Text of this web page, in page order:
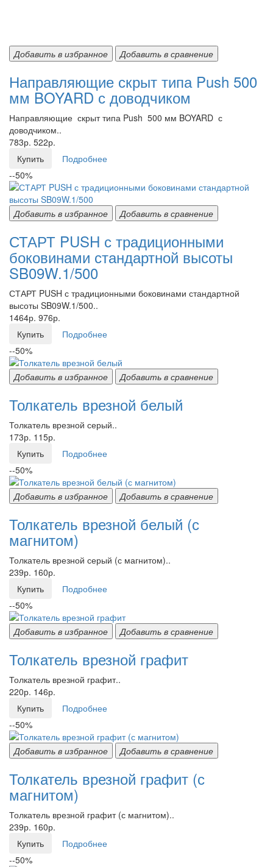
Добавить в избранное Добавить в сравнение
Направляющие скрыт типа Push 500
мм BOYARD с доводчиком
Направляющие скрыт типа Push 500 мм BOYARD с
доводчиком..
783р. 522р.
Купить
Подробнее
--50%
Добавить в избранное Добавить в сравнение
СТАРТ PUSH с традиционными
боковинами стандартной высоты
SB09W.1/500
СТАРТ PUSH с традиционными боковинами стандартной
высоты SB09W.1/500..
1464р. 976р.
Купить
Подробнее
--50%
Добавить в избранное Добавить в сравнение
Толкатель врезной белый
Толкатель врезной серый..
173р. 115р.
Купить
Подробнее
--50%
Добавить в избранное Добавить в сравнение
Толкатель врезной белый (с
магнитом)
Толкатель врезной серый (с магнитом)..
239р. 160р.
Купить
Подробнее
--50%
Добавить в избранное Добавить в сравнение
Толкатель врезной графит
Толкатель врезной графит..
220р. 146р.
Купить
Подробнее
--50%
Добавить в избранное Добавить в сравнение
Толкатель врезной графит (с
магнитом)
Толкатель врезной графит (с магнитом)..
239р. 160р.
Купить
Подробнее
--50%